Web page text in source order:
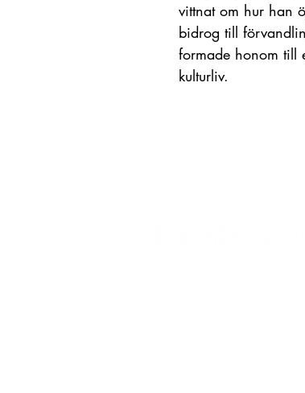
vittnat om hur han
bidrog till
formade honom till
kulturliv.